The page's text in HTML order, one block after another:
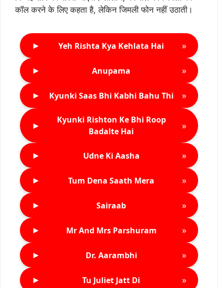
कॉल करने के लिए कहता है, लेकिन जिमली फोन नहीं उठाती।
► Yeh Rishta Kya Kehlata Hai »
► Anupama »
► Kyunki Saas Bhi Kabhi Bahu Thi »
►
Kyunki Rishton Ke Bhi Roop
Badalte Hai
»
► Udne Ki Aasha »
► Tum Dena Saath Mera »
► Sairaab »
► Mr And Mrs Parshuram »
► Dr. Aarambhi »
► Tu Juliet Jatt Di »